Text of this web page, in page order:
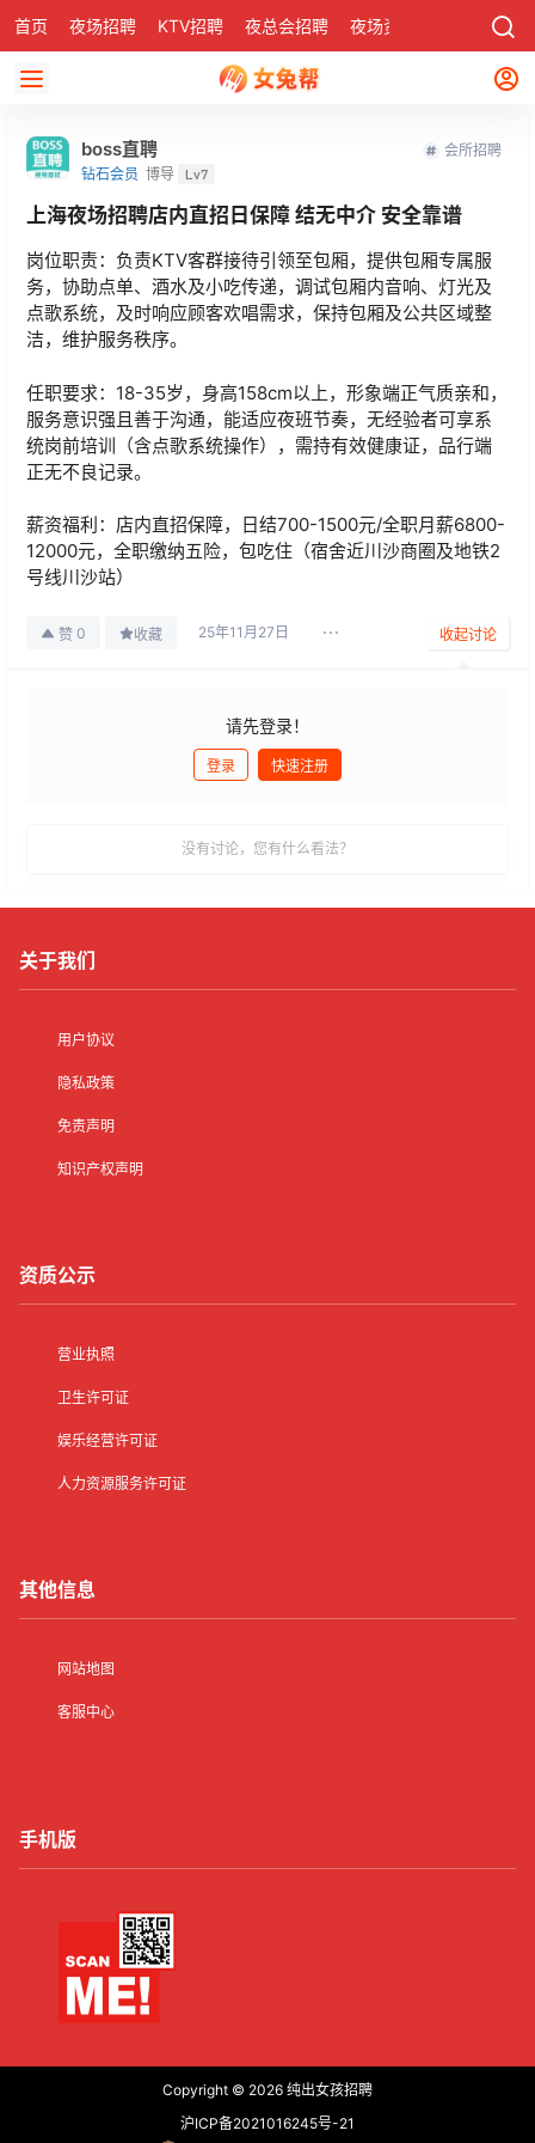
首页 夜场招聘 KTV招聘 夜总会招聘 夜场资讯 社区
boss直聘
钻石会员 博导 Lv7
会所招聘
上海夜场招聘店内直招日保障 结无中介 安全靠谱
岗位职责：负责KTV客群接待引领至包厢，提供包厢专属服
务，协助点单、酒水及小吃传递，调试包厢内音响、灯光及
点歌系统，及时响应顾客欢唱需求，保持包厢及公共区域整
洁，维护服务秩序。
任职要求：18-35岁，身高158cm以上，形象端正气质亲和，
服务意识强且善于沟通，能适应夜班节奏，无经验者可享系
统岗前培训（含点歌系统操作），需持有效健康证，品行端
正无不良记录。
薪资福利：店内直招保障，日结700-1500元/全职月薪6800-
12000元，全职缴纳五险，包吃住（宿舍近川沙商圈及地铁2
号线川沙站）
赞 0 收藏 25年11月27日 收起讨论
请先登录！
登录 快速注册
没有讨论，您有什么看法？
关于我们
用户协议
隐私政策
免责声明
知识产权声明
资质公示
营业执照
卫生许可证
娱乐经营许可证
人力资源服务许可证
其他信息
网站地图
客服中心
手机版
Copyright © 2026 纯出女孩招聘
沪ICP备2021016245号-21